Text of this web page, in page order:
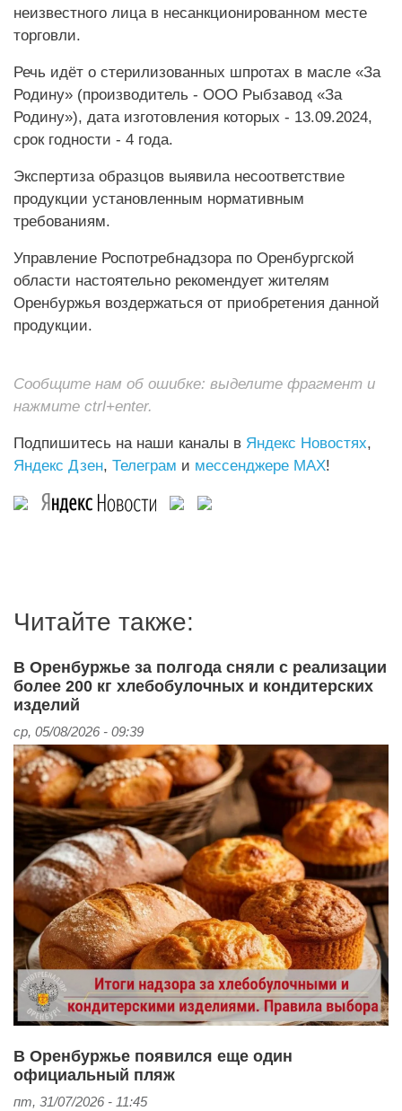
неизвестного лица в несанкционированном месте
торговли.
Речь идёт о стерилизованных шпротах в масле «За
Родину» (производитель - ООО Рыбзавод «За
Родину»), дата изготовления которых - 13.09.2024,
срок годности - 4 года.
Экспертиза образцов выявила несоответствие
продукции установленным нормативным
требованиям.
Управление Роспотребнадзора по Оренбургской
области настоятельно рекомендует жителям
Оренбуржья воздержаться от приобретения данной
продукции.
Сообщите нам об ошибке: выделите фрагмент и
нажмите ctrl+enter.
Подпишитесь на наши каналы в Яндекс Новостях,
Яндекс Дзен, Телеграм и мессенджере MAX!
Читайте также:
В Оренбуржье за полгода сняли с реализации
более 200 кг хлебобулочных и кондитерских
изделий
ср, 05/08/2026 - 09:39
В Оренбуржье появился еще один
официальный пляж
пт, 31/07/2026 - 11:45